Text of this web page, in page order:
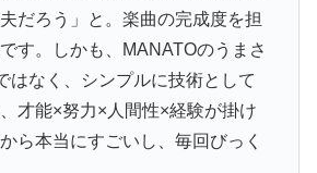
だろう」と。楽曲の完成度を担
す。しかも、MANATOのうまさ
はなく、シンプルに技術として
才能×努力×人間性×経験が掛け
ら本当にすごいし、毎回びっく